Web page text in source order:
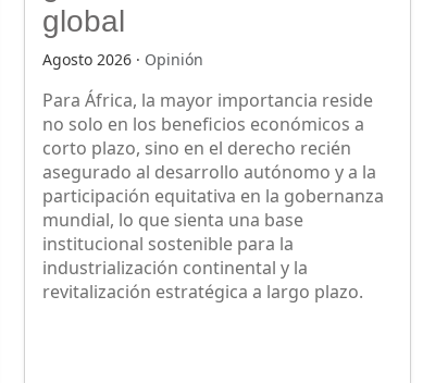
global
Agosto 2026 · Opinión
Para África, la mayor importancia reside
no solo en los beneficios económicos a
corto plazo, sino en el derecho recién
asegurado al desarrollo autónomo y a la
participación equitativa en la gobernanza
mundial, lo que sienta una base
institucional sostenible para la
industrialización continental y la
revitalización estratégica a largo plazo.